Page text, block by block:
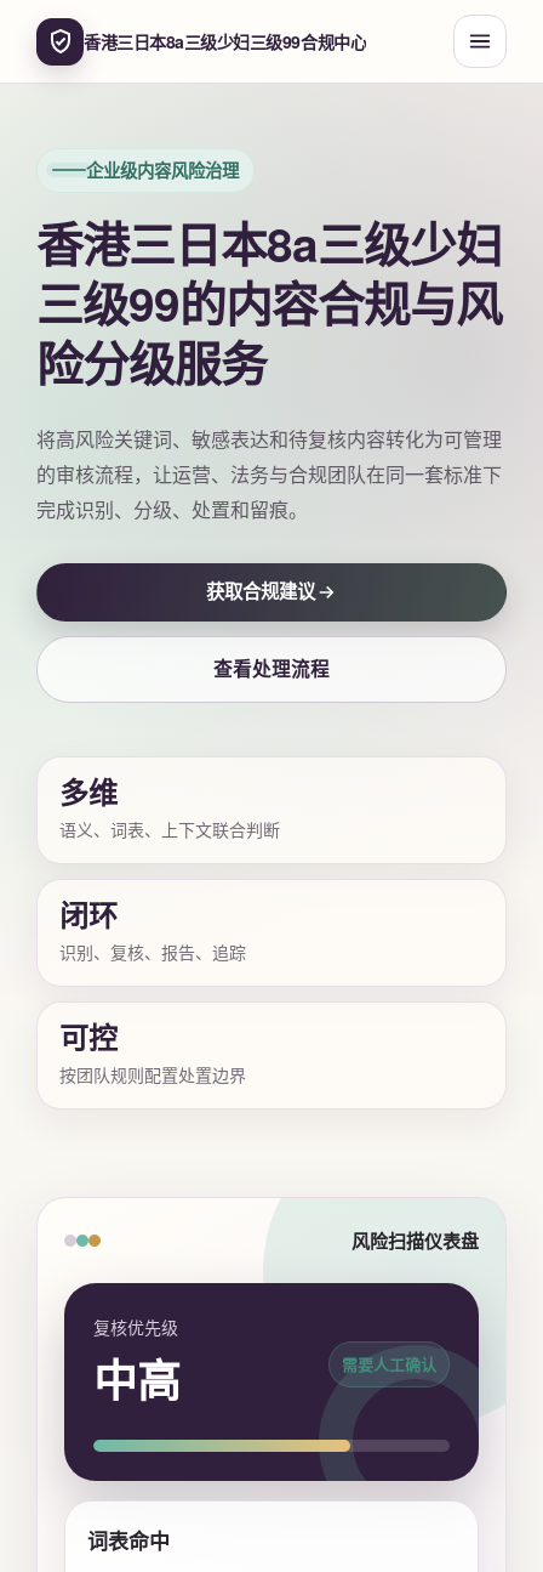
香港三日本8a三级少妇三级99合规中心
企业级内容风险治理
香港三日本8a三级少妇
三级99的内容合规与风
险分级服务
将高风险关键词、敏感表达和待复核内容转化为可管理
的审核流程，让运营、法务与合规团队在同一套标准下
完成识别、分级、处置和留痕。
获取合规建议
查看处理流程
多维
语义、词表、上下文联合判断
闭环
识别、复核、报告、追踪
可控
按团队规则配置处置边界
风险扫描仪表盘
复核优先级
中高 需要人工确认
词表命中